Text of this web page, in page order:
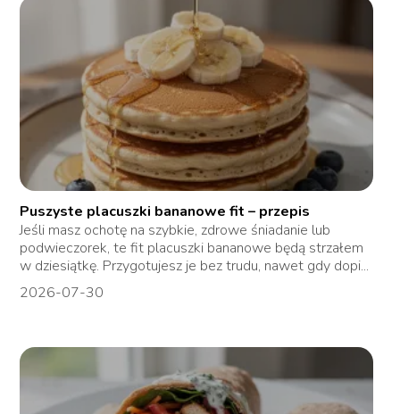
Puszyste placuszki bananowe fit – przepis
Jeśli masz ochotę na szybkie, zdrowe śniadanie lub
podwieczorek, te fit placuszki bananowe będą strzałem
w dziesiątkę. Przygotujesz je bez trudu, nawet gdy dopi...
2026-07-30